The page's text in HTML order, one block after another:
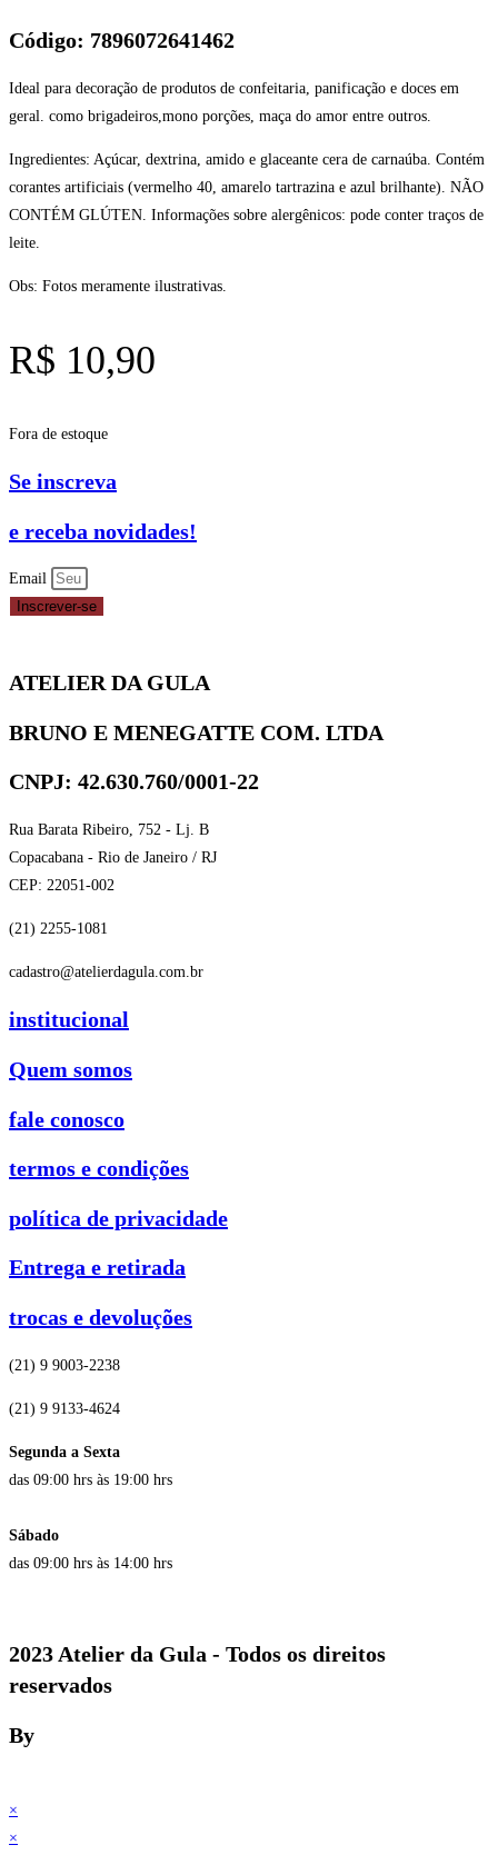
Código: 7896072641462
Ideal para decoração de produtos de confeitaria, panificação e doces em
geral. como brigadeiros,mono porções, maça do amor entre outros.
Ingredientes: Açúcar, dextrina, amido e glaceante cera de carnaúba. Contém
corantes artificiais (vermelho 40, amarelo tartrazina e azul brilhante). NÃO
CONTÉM GLÚTEN. Informações sobre alergênicos: pode conter traços de
leite.
Obs: Fotos meramente ilustrativas.
R$ 10,90
Fora de estoque
Se inscreva
e receba novidades!
Email
Inscrever-se
ATELIER DA GULA
BRUNO E MENEGATTE COM. LTDA
CNPJ: 42.630.760/0001-22
Rua Barata Ribeiro, 752 - Lj. B
Copacabana - Rio de Janeiro / RJ
CEP: 22051-002
(21) 2255-1081
cadastro@atelierdagula.com.br
institucional
Quem somos
fale conosco
termos e condições
política de privacidade
Entrega e retirada
trocas e devoluções
(21) 9 9003-2238
(21) 9 9133-4624
Segunda a Sexta
das 09:00 hrs às 19:00 hrs
Sábado
das 09:00 hrs às 14:00 hrs
2023 Atelier da Gula - Todos os direitos
reservados
By
×
×